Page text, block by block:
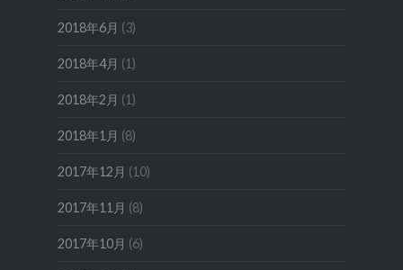
2018年6月 (3)
2018年4月 (1)
2018年2月 (1)
2018年1月 (8)
2017年12月 (10)
2017年11月 (8)
2017年10月 (6)